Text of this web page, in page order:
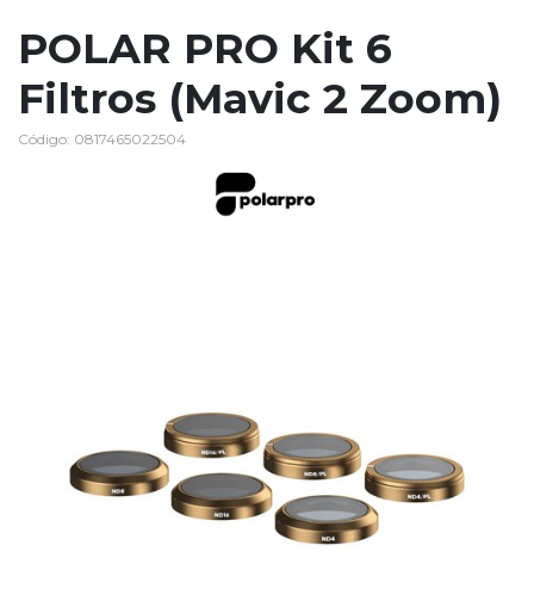
POLAR PRO Kit 6
Filtros (Mavic 2 Zoom)
Código: 0817465022504